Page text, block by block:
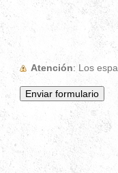
Atención : Los